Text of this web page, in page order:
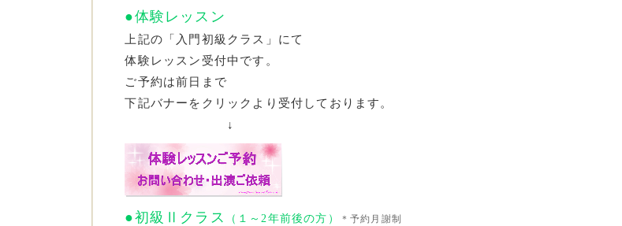
●体験レッスン
上記の「入門初級クラス」にて
体験レッスン受付中です。
ご予約は前日まで
下記バナーをクリックより受付しております。
↓
●初級Ⅱクラス （１～2年前後の方） ＊予約月謝制